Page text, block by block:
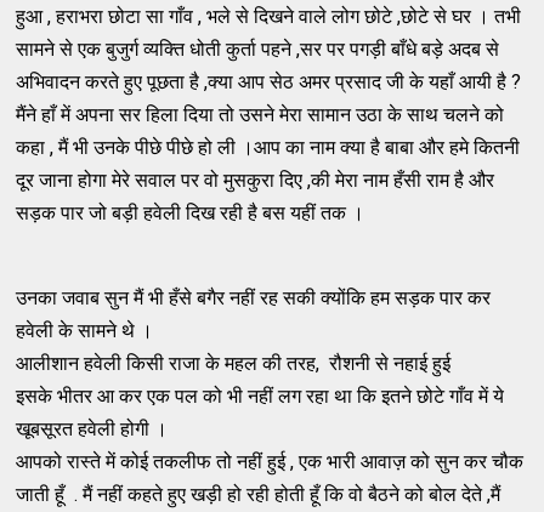
हुआ , हराभरा छोटा सा गाँव , भले से दिखने वाले लोग छोटे ,छोटे से घर । तभी
सामने से एक बुजुर्ग व्यक्ति धोती कुर्ता पहने ,सर पर पगड़ी बाँधे बड़े अदब से
अभिवादन करते हुए पूछता है ,क्या आप सेठ अमर प्रसाद जी के यहाँ आयी है ?
मैंने हाँ में अपना सर हिला दिया तो उसने मेरा सामान उठा के साथ चलने को
कहा , मैं भी उनके पीछे पीछे हो ली ।आप का नाम क्या है बाबा और हमे कितनी
दूर जाना होगा मेरे सवाल पर वो मुसकुरा दिए ,की मेरा नाम हँसी राम है और
सड़क पार जो बड़ी हवेली दिख रही है बस यहीं तक ।
उनका जवाब सुन मैं भी हँसे बगैर नहीं रह सकी क्योंकि हम सड़क पार कर
हवेली के सामने थे ।
आलीशान हवेली किसी राजा के महल की तरह, रौशनी से नहाई हुई
इसके भीतर आ कर एक पल को भी नहीं लग रहा था कि इतने छोटे गाँव में ये
खूबसूरत हवेली होगी ।
आपको रास्ते में कोई तकलीफ तो नहीं हुई , एक भारी आवाज़ को सुन कर चौक
जाती हूँ . मैं नहीं कहते हुए खड़ी हो रही होती हूँ कि वो बैठने को बोल देते ,मैं